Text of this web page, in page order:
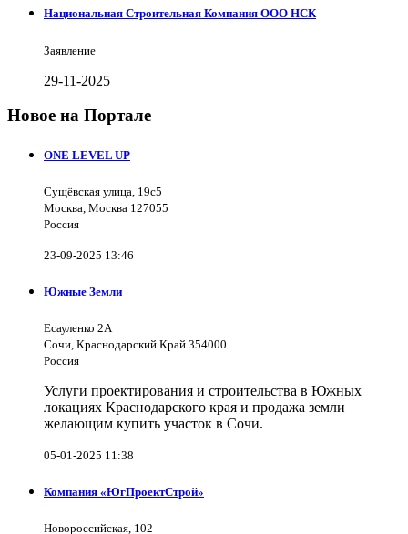
Национальная Строительная Компания ООО НСК
Заявление
29-11-2025
Новое на Портале
ONE LEVEL UP
Сущёвская улица, 19с5
Москва, Москва 127055
Россия
23-09-2025 13:46
Южные Земли
Есауленко 2А
Сочи, Краснодарский Край 354000
Россия
Услуги проектирования и строительства в Южных
локациях Краснодарского края и продажа земли
желающим купить участок в Сочи.
05-01-2025 11:38
Компания «ЮгПроектСтрой»
Новороссийская, 102